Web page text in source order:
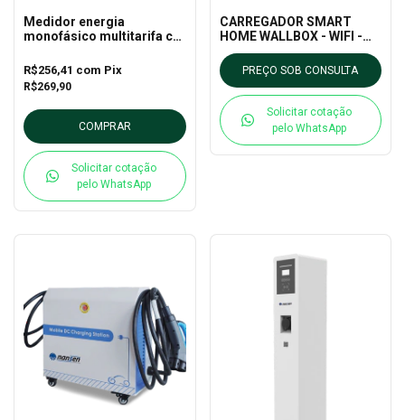
Medidor energia
monofásico multitarifa c/
NSX112i 100A - Nansen
R$269,90
R$256,41 com Pix
COMPRAR
Solicitar cotação
pelo WhatsApp
CARREGADOR SMART
HOME WALLBOX - WIFI -
7KW - Nansen
PREÇO SOB CONSULTA
Solicitar cotação
pelo WhatsApp